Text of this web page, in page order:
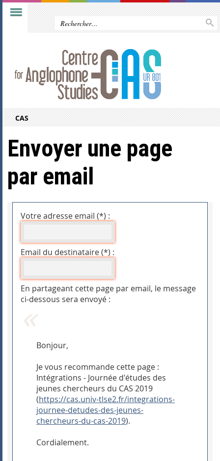
CAS
Envoyer une page
par email
Votre adresse email (*) :
Email du destinataire (*) :
En partageant cette page par email, le message
ci-dessous sera envoyé :
Bonjour,
Je vous recommande cette page :
Intégrations - Journée d'études des
jeunes chercheurs du CAS 2019
(https://cas.univ-tlse2.fr/integrations-
journee-detudes-des-jeunes-
chercheurs-du-cas-2019).
Cordialement.